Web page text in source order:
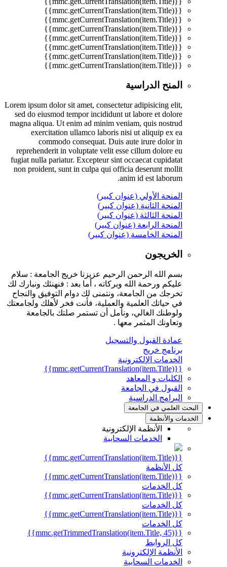
{{mmc.getCurrentTranslation(item.Title)}}
{{mmc.getCurrentTranslation(item.Title)}}
{{mmc.getCurrentTranslation(item.Title)}}
{{mmc.getCurrentTranslation(item.Title)}}
{{mmc.getCurrentTranslation(item.Title)}}
{{mmc.getCurrentTranslation(item.Title)}}
{{mmc.getCurrentTranslation(item.Title)}}
المنح الدراسية
Lorem ipsum dolor sit amet, consectetur adipisicing elit,
sed do eiusmod tempor incididunt ut labore et dolore
magna aliqua. Ut enim ad minim veniam, quis nostrud
exercitation ullamco laboris nisi ut aliquip ex ea
commodo consequat. Duis aute irure dolor in
reprehenderit in voluptate velit esse cillum dolore eu
fugiat nulla pariatur. Excepteur sint occaecat cupidatat
non proident, sunt in culpa qui officia deserunt mollit
anim id est laborum.
المنحة الأولي (عنوان كبير)
المنحة الثانية (عنوان كبير)
المنحة الثالثة (عنوان كبير)
المنحة الرابعة (عنوان كبير)
المنحة الخامسة (عنوان كبير)
الخريجون
بسم الله الرحمن الرحيم عزيزنا خريج الجامعة : سلام
عليكم ورحمة الله وبركاته ، أما بعد : فنهنئك ونبارك لك
تخرجك من الجامعة، ونتمنى لك دوام التوفيق والنجاح
في حياتك العلمية والعملية، فأنت فخر لأهلك ولجامعتك
ولوطنك الغالي، ونأمل أن تستمر صلتك بالجامعة
وتعاونك المثمر معها .
عمادة القبول والتسجيل
برنامج خريج
الخدمات الإلكترونية
{{mmc.getCurrentTranslation(item.Title)}}
الكليات و المعاهد
القبول في الجامعة
البرامج الدراسية
البحث العلمي في الجامعة
الخدمات والأنظمة
الأنظمة الإلكترونية
الخدمات السحابية
{{mmc.getCurrentTranslation(item.Title)}}
كل الأنظمة
{{mmc.getCurrentTranslation(item.Title)}}
كل الخدمات
{{mmc.getCurrentTranslation(item.Title)}}
كل الخدمات
{{mmc.getCurrentTranslation(item.Title)}}
كل الخدمات
{{mmc.getTrimmedTranslation(item.Title, 45)}}
كل الروابط
الأنظمة الإلكترونية
الخدمات السحابية